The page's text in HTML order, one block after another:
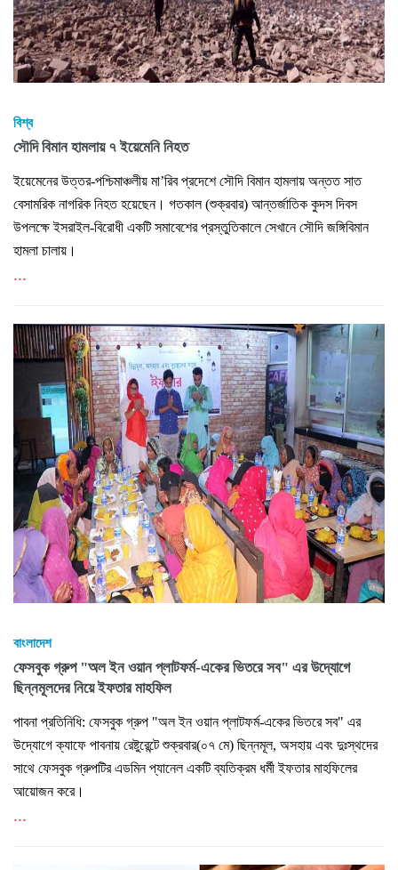
বিশ্ব
সৌদি বিমান হামলায় ৭ ইয়েমেনি নিহত
ইয়েমেনের উত্তর-পশ্চিমাঞ্চলীয় মা’রিব প্রদেশে সৌদি বিমান হামলায় অন্তত সাত
বেসামরিক নাগরিক নিহত হয়েছেন। গতকাল (শুক্রবার) আন্তর্জাতিক কুদস দিবস
উপলক্ষে ইসরাইল-বিরোধী একটি সমাবেশের প্রস্তুতিকালে সেখানে সৌদি জঙ্গিবিমান
হামলা চালায়।
...
বাংলাদেশ
ফেসবুক গ্রুপ "অল ইন ওয়ান প্লাটফর্ম-একের ভিতরে সব" এর উদ্যোগে
ছিন্নমূলদের নিয়ে ইফতার মাহফিল
পাবনা প্রতিনিধি: ফেসবুক গ্রুপ "অল ইন ওয়ান প্লাটফর্ম-একের ভিতরে সব" এর
উদ্যোগে ক্যাফে পাবনায় রেষ্টুরেন্টে শুক্রবার(০৭ মে) ছিন্নমূল, অসহায় এবং দুঃস্থদের
সাথে ফেসবুক গ্রুপটির এডমিন প্যানেল একটি ব্যতিক্রম ধর্মী ইফতার মাহফিলের
আয়োজন করে।
...